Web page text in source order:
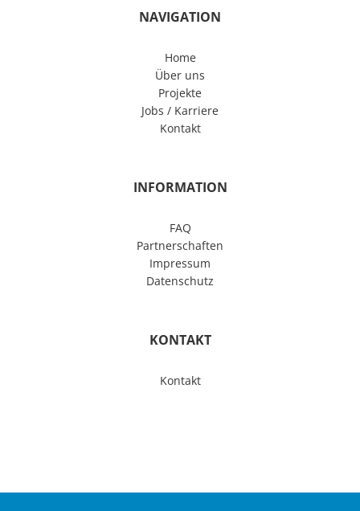
NAVIGATION
Home
Über uns
Projekte
Jobs / Karriere
Kontakt
INFORMATION
FAQ
Partnerschaften
Impressum
Datenschutz
KONTAKT
Kontakt